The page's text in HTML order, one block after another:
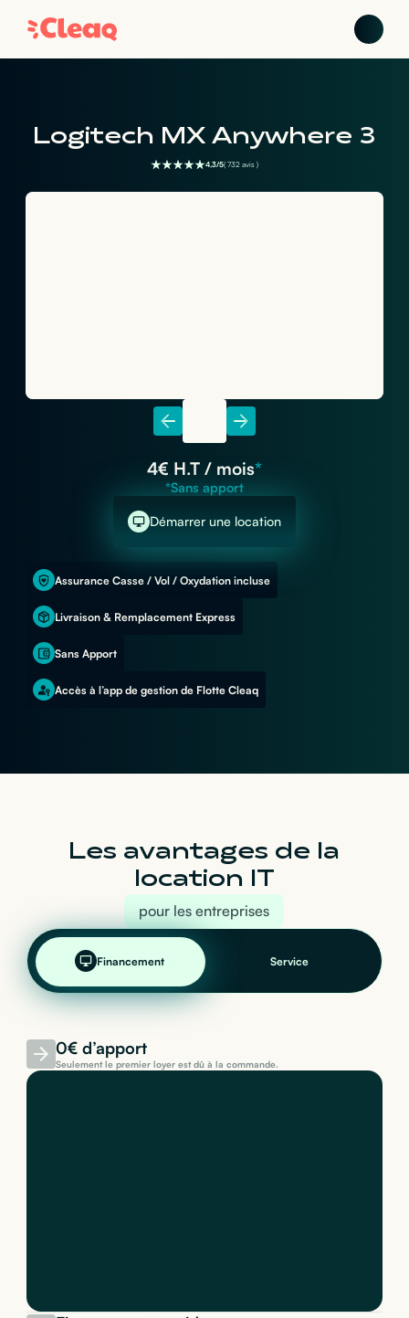
Logitech MX Anywhere 3
4,3/5( 732 avis )
4€ H.T / mois*
*Sans apport
Assurance Casse / Vol / Oxydation incluse
Livraison & Remplacement Express
Sans Apport
Accès à l’app de gestion de Flotte Cleaq
Démarrer une location
Les avantages de la
location IT
pour les entreprises
Financement Service
0€ d’apport
Seulement le premier loyer est dû à la commande.